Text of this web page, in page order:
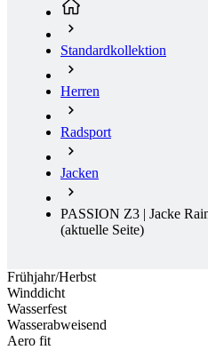
Standardkollektion
Herren
Radsport
Jacken
PASSION Z3 | Jacke
(aktuelle Seite)
Frühjahr/Herbst
Winddicht
Wasserfest
Wasserabweisend
Aero fit